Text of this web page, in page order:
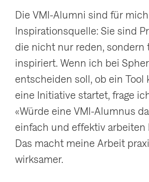
Die VMI-Alumni sind für
Inspirationsquelle: Sie sind
die nicht nur reden, sondern
inspiriert. Wenn ich bei
entscheiden soll, ob ein Tool
eine Initiative startet, frage
«Würde eine VMI-Alumnus
einfach und effektiv arbeiten
Das macht meine Arbeit
wirksamer.